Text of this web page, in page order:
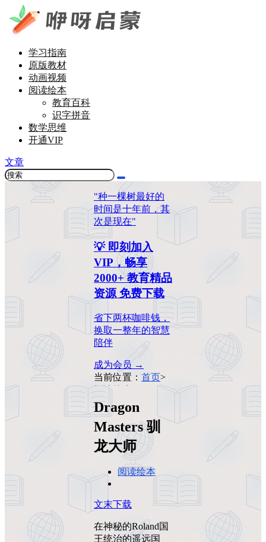
学习指南
原版教材
动画视频
阅读绘本
教育百科
识字拼音
数学思维
开通VIP
文章
"种一棵树最好的
时间是十年前，其
次是现在"
💡 即刻加入
VIP，畅享
2000+ 教育精品
资源 免费下载
省下两杯咖啡钱，
换取一整年的智慧
陪伴
成为会员 →
当前位置： 首页>
阅读绘本
Dragon
Masters 驯龙大师
Dragon
Masters 驯
龙大师
阅读绘本
文末下载
在神秘的Roland国
王统治的遥远国